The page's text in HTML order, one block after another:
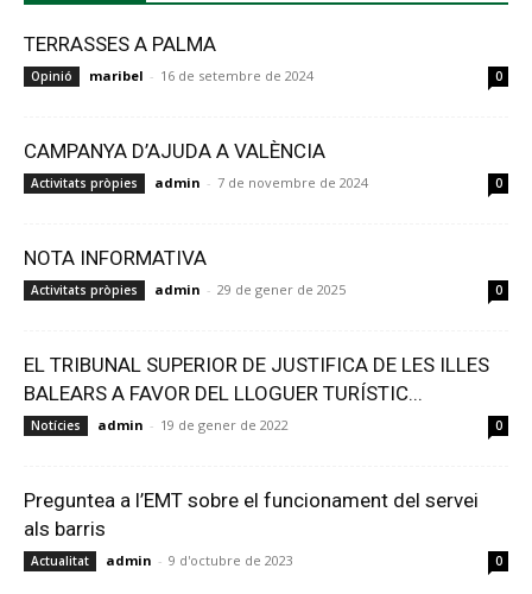
TERRASSES A PALMA
Opinió maribel - 16 de setembre de 2024 0
CAMPANYA D’AJUDA A VALÈNCIA
Activitats pròpies admin - 7 de novembre de 2024 0
NOTA INFORMATIVA
Activitats pròpies admin - 29 de gener de 2025 0
EL TRIBUNAL SUPERIOR DE JUSTIFICA DE LES ILLES
BALEARS A FAVOR DEL LLOGUER TURÍSTIC...
Notícies admin - 19 de gener de 2022 0
Preguntea a l’EMT sobre el funcionament del servei
als barris
Actualitat admin - 9 d'octubre de 2023 0